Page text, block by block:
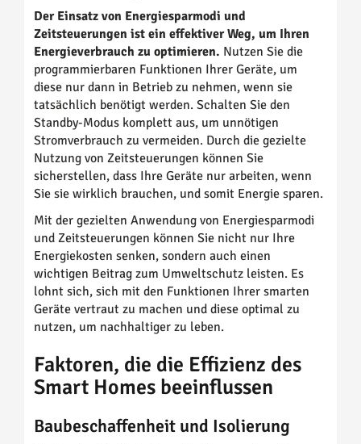
Der Einsatz von Energiesparmodi und
Zeitsteuerungen ist ein effektiver Weg, um Ihren
Energieverbrauch zu optimieren. Nutzen Sie die
programmierbaren Funktionen Ihrer Geräte, um
diese nur dann in Betrieb zu nehmen, wenn sie
tatsächlich benötigt werden. Schalten Sie den
Standby-Modus komplett aus, um unnötigen
Stromverbrauch zu vermeiden. Durch die gezielte
Nutzung von Zeitsteuerungen können Sie
sicherstellen, dass Ihre Geräte nur arbeiten, wenn
Sie sie wirklich brauchen, und somit Energie sparen.
Mit der gezielten Anwendung von Energiesparmodi
und Zeitsteuerungen können Sie nicht nur Ihre
Energiekosten senken, sondern auch einen
wichtigen Beitrag zum Umweltschutz leisten. Es
lohnt sich, sich mit den Funktionen Ihrer smarten
Geräte vertraut zu machen und diese optimal zu
nutzen, um nachhaltiger zu leben.
Faktoren, die die Effizienz des
Smart Homes beeinflussen
Baubeschaffenheit und Isolierung